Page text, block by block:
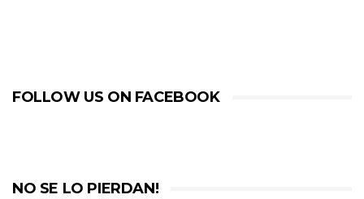
FOLLOW US ON FACEBOOK
NO SE LO PIERDAN!